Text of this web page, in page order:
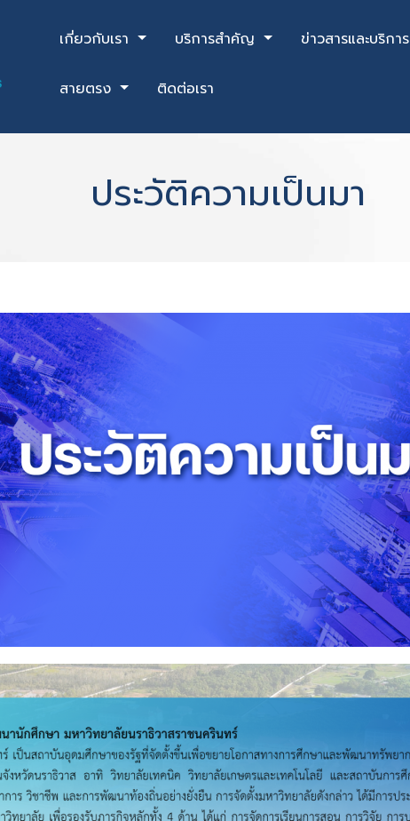
เกี่ยวกับเรา
บริการสำคัญ ข่าวสารและบริการ
สายตรง ติดต่อเรา
ประวัติความเป็นมา